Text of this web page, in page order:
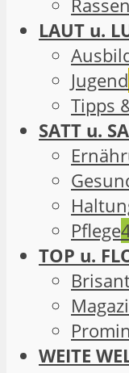
LAUT u.
Jugend
Tipps
SATT u.
Pflege
TOP u.
WEITE